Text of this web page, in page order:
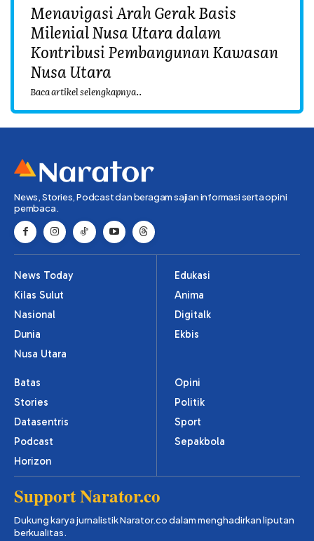
Menavigasi Arah Gerak Basis
Milenial Nusa Utara dalam
Kontribusi Pembangunan Kawasan
Nusa Utara
Baca artikel selengkapnya..
News, Stories, Podcast dan beragam sajian informasi serta opini
pembaca.
News Today
Kilas Sulut
Nasional
Dunia
Nusa Utara
Edukasi
Anima
Digitalk
Ekbis
Batas
Stories
Datasentris
Podcast
Horizon
Opini
Politik
Sport
Sepakbola
Support Narator.co
Dukung karya jurnalistik Narator.co dalam menghadirkan liputan
berkualitas.